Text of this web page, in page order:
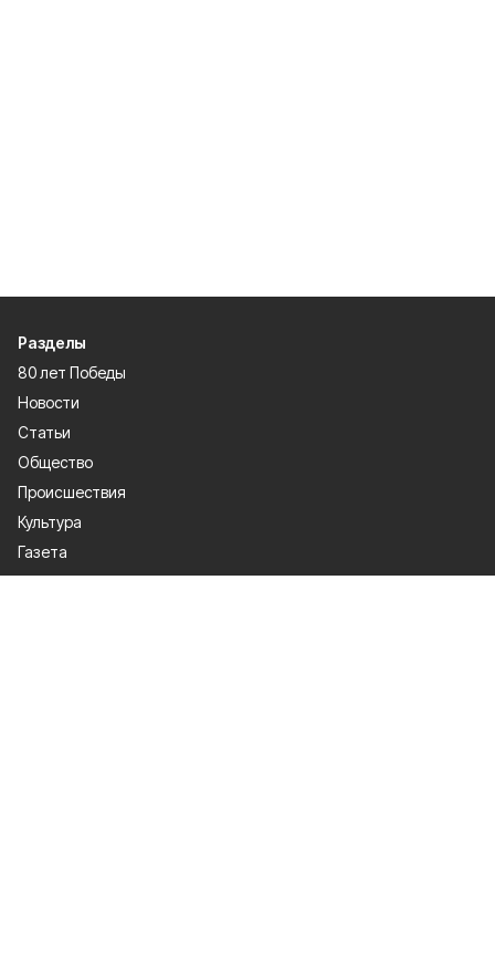
Разделы
80 лет Победы
Новости
Статьи
Общество
Происшествия
Культура
Газета
Политика